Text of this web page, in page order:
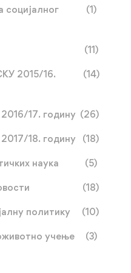
социјалног
(1)
(11)
2015/16.
(14)
17. годину (26)
18. годину (18)
наука (5)
(18)
политику (10)
учење (3)